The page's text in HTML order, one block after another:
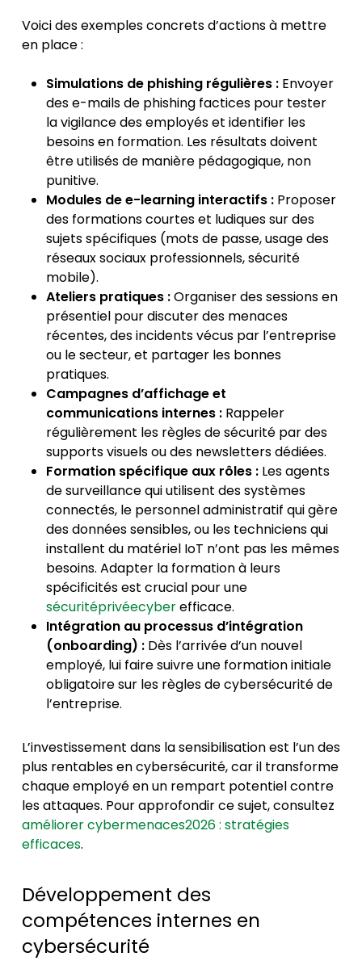
Voici des exemples concrets d’actions à mettre
en place :
Simulations de phishing régulières :Envoyer
des e-mails de phishing factices pour tester
la vigilance des employés et identifier les
besoins en formation. Les résultats doivent
être utilisés de manière pédagogique, non
punitive.
Modules de e-learning interactifs :Proposer
des formations courtes et ludiques sur des
sujets spécifiques (mots de passe, usage des
réseaux sociaux professionnels, sécurité
mobile).
Ateliers pratiques :Organiser des sessions en
présentiel pour discuter des menaces
récentes, des incidents vécus par l’entreprise
ou le secteur, et partager les bonnes
pratiques.
Campagnes d’affichage et
communications internes :Rappeler
régulièrement les règles de sécurité par des
supports visuels ou des newsletters dédiées.
Formation spécifique aux rôles :Les agents
de surveillance qui utilisent des systèmes
connectés, le personnel administratif qui gère
des données sensibles, ou les techniciens qui
installent du matériel IoT n’ont pas les mêmes
besoins. Adapter la formation à leurs
spécificités est crucial pour une
sécuritéprivéecyberefficace.
Intégration au processus d’intégration
(onboarding) :Dès l’arrivée d’un nouvel
employé, lui faire suivre une formation initiale
obligatoire sur les règles de cybersécurité de
l’entreprise.
L’investissement dans la sensibilisation est l’un des
plus rentables en cybersécurité, car il transforme
chaque employé en un rempart potentiel contre
les attaques. Pour approfondir ce sujet, consultez
améliorer cybermenaces2026 : stratégies
efficaces.
Développement des
compétences internes en
cybersécurité